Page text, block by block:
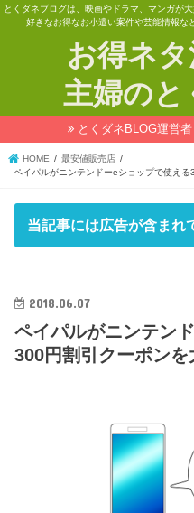
とくダネブログは、映画やドラマ、マンガが
好きなお得なお小遣い案件や芸能情報な
お得ネ
主婦のと
とくダネBLOG運営
HOME
最安値販売店
ペイパルがニンテンドーeショップで使える
当記事には広告が含まれ
2018.06.07
ペイパルがニンテン
300円割引クーポンを